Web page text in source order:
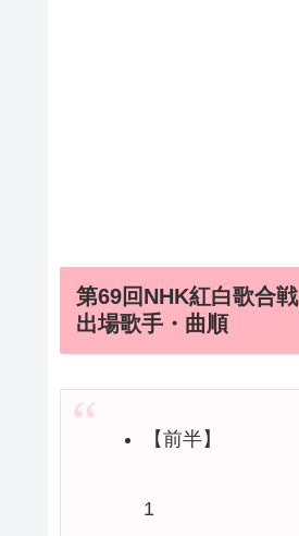
第69回NHK紅白歌合戦
出場歌手・曲順
【前半】
1